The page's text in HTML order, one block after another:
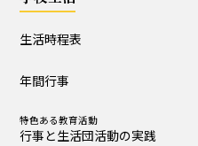
行事と生活団活動の実践
R8学校通信 巻頭言
生活時程表
年間行事
特色ある教育活動
行事と生活団活動の実践